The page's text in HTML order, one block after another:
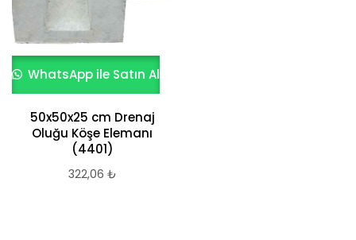
WhatsApp ile Satın Al
50x50x25 cm Drenaj
Oluğu Köşe Elemanı
(4401)
322,06 ₺